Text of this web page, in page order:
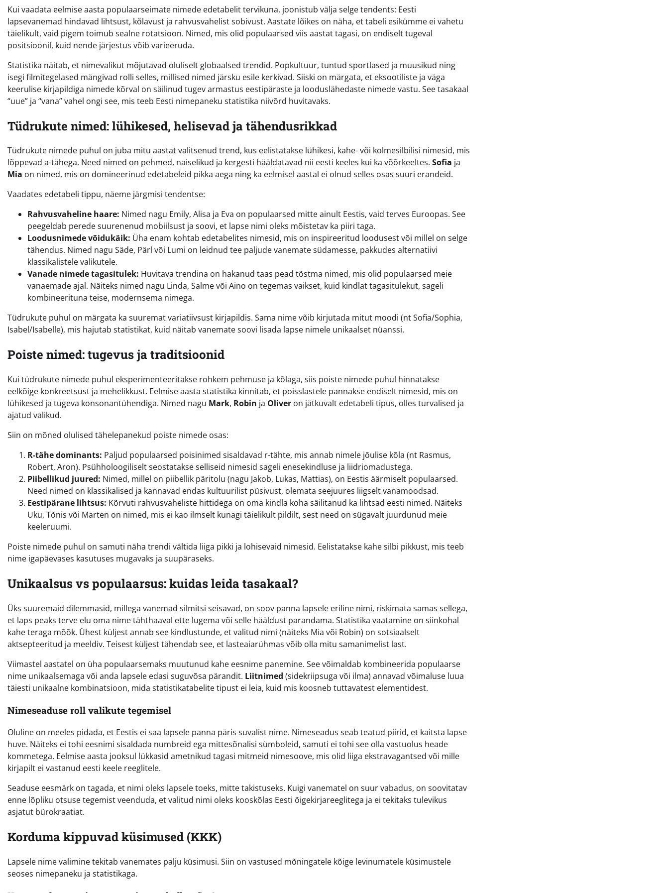
Kui vaadata eelmise aasta populaarseimate nimede edetabelit tervikuna, joonistub välja selge tendents: Eesti
lapsevanemad hindavad lihtsust, kõlavust ja rahvusvahelist sobivust. Aastate lõikes on näha, et tabeli esikümme ei vahetu
täielikult, vaid pigem toimub sealne rotatsioon. Nimed, mis olid populaarsed viis aastat tagasi, on endiselt tugeval
positsioonil, kuid nende järjestus võib varieeruda.
Statistika näitab, et nimevalikut mõjutavad oluliselt globaalsed trendid. Popkultuur, tuntud sportlased ja muusikud ning
isegi filmitegelased mängivad rolli selles, millised nimed järsku esile kerkivad. Siiski on märgata, et eksootiliste ja väga
keerulise kirjapildiga nimede kõrval on säilinud tugev armastus eestipäraste ja looduslähedaste nimede vastu. See tasakaal
“uue” ja “vana” vahel ongi see, mis teeb Eesti nimepaneku statistika niivõrd huvitavaks.
Tüdrukute nimed: lühikesed, helisevad ja tähendusrikkad
Tüdrukute nimede puhul on juba mitu aastat valitsenud trend, kus eelistatakse lühikesi, kahe- või kolmesilbilisi nimesid, mis
lõppevad a-tähega. Need nimed on pehmed, naiselikud ja kergesti hääldatavad nii eesti keeles kui ka võõrkeeltes. Sofia ja
Mia on nimed, mis on domineerinud edetabeleid pikka aega ning ka eelmisel aastal ei olnud selles osas suuri erandeid.
Vaadates edetabeli tippu, näeme järgmisi tendentse:
Rahvusvaheline haare: Nimed nagu Emily, Alisa ja Eva on populaarsed mitte ainult Eestis, vaid terves Euroopas. See
peegeldab perede suurenenud mobiilsust ja soovi, et lapse nimi oleks mõistetav ka piiri taga.
Loodusnimede võidukäik: Üha enam kohtab edetabelites nimesid, mis on inspireeritud loodusest või millel on selge
tähendus. Nimed nagu Säde, Pärl või Lumi on leidnud tee paljude vanemate südamesse, pakkudes alternatiivi
klassikalistele valikutele.
Vanade nimede tagasitulek: Huvitava trendina on hakanud taas pead tõstma nimed, mis olid populaarsed meie
vanaemade ajal. Näiteks nimed nagu Linda, Salme või Aino on tegemas vaikset, kuid kindlat tagasitulekut, sageli
kombineerituna teise, modernsema nimega.
Tüdrukute puhul on märgata ka suuremat variatiivsust kirjapildis. Sama nime võib kirjutada mitut moodi (nt Sofia/Sophia,
Isabel/Isabelle), mis hajutab statistikat, kuid näitab vanemate soovi lisada lapse nimele unikaalset nüanssi.
Poiste nimed: tugevus ja traditsioonid
Kui tüdrukute nimede puhul eksperimenteeritakse rohkem pehmuse ja kõlaga, siis poiste nimede puhul hinnatakse
eelkõige konkreetsust ja mehelikkust. Eelmise aasta statistika kinnitab, et poisslastele pannakse endiselt nimesid, mis on
lühikesed ja tugeva konsonantühendiga. Nimed nagu Mark, Robin ja Oliver on jätkuvalt edetabeli tipus, olles turvalised ja
ajatud valikud.
Siin on mõned olulised tähelepanekud poiste nimede osas:
R-tähe dominants: Paljud populaarsed poisinimed sisaldavad r-tähte, mis annab nimele jõulise kõla (nt Rasmus,
Robert, Aron). Psühholoogiliselt seostatakse selliseid nimesid sageli enesekindluse ja liidriomadustega.
Piibellikud juured: Nimed, millel on piibellik päritolu (nagu Jakob, Lukas, Mattias), on Eestis äärmiselt populaarsed.
Need nimed on klassikalised ja kannavad endas kultuurilist püsivust, olemata seejuures liigselt vanamoodsad.
Eestipärane lihtsus: Kõrvuti rahvusvaheliste hittidega on oma kindla koha säilitanud ka lihtsad eesti nimed. Näiteks
Uku, Tõnis või Marten on nimed, mis ei kao ilmselt kunagi täielikult pildilt, sest need on sügavalt juurdunud meie
keeleruumi.
Poiste nimede puhul on samuti näha trendi vältida liiga pikki ja lohisevaid nimesid. Eelistatakse kahe silbi pikkust, mis teeb
nime igapäevases kasutuses mugavaks ja suupäraseks.
Unikaalsus vs populaarsus: kuidas leida tasakaal?
Üks suuremaid dilemmasid, millega vanemad silmitsi seisavad, on soov panna lapsele eriline nimi, riskimata samas sellega,
et laps peaks terve elu oma nime tähthaaval ette lugema või selle hääldust parandama. Statistika vaatamine on siinkohal
kahe teraga mõõk. Ühest küljest annab see kindlustunde, et valitud nimi (näiteks Mia või Robin) on sotsiaalselt
aktsepteeritud ja meeldiv. Teisest küljest tähendab see, et lasteaiarühmas võib olla mitu samanimelist last.
Viimastel aastatel on üha populaarsemaks muutunud kahe eesnime panemine. See võimaldab kombineerida populaarse
nime unikaalsemaga või anda lapsele edasi suguvõsa pärandit. Liitnimed (sidekriipsuga või ilma) annavad võimaluse luua
täiesti unikaalne kombinatsioon, mida statistikatabelite tipust ei leia, kuid mis koosneb tuttavatest elementidest.
Nimeseaduse roll valikute tegemisel
Oluline on meeles pidada, et Eestis ei saa lapsele panna päris suvalist nime. Nimeseadus seab teatud piirid, et kaitsta lapse
huve. Näiteks ei tohi eesnimi sisaldada numbreid ega mittesõnalisi sümboleid, samuti ei tohi see olla vastuolus heade
kommetega. Eelmise aasta jooksul lükkasid ametnikud tagasi mitmeid nimesoove, mis olid liiga ekstravagantsed või mille
kirjapilt ei vastanud eesti keele reeglitele.
Seaduse eesmärk on tagada, et nimi oleks lapsele toeks, mitte takistuseks. Kuigi vanematel on suur vabadus, on soovitatav
enne lõpliku otsuse tegemist veenduda, et valitud nimi oleks kooskõlas Eesti õigekirjareeglitega ja ei tekitaks tulevikus
asjatut bürokraatiat.
Korduma kippuvad küsimused (KKK)
Lapsele nime valimine tekitab vanemates palju küsimusi. Siin on vastused mõningatele kõige levinumatele küsimustele
seoses nimepaneku ja statistikaga.